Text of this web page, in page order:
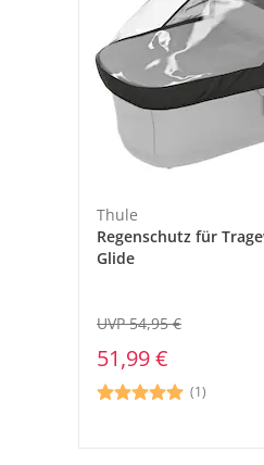
Thule
Regenschutz für
Glide
51,99 €
UVP 54,95 €
(1)